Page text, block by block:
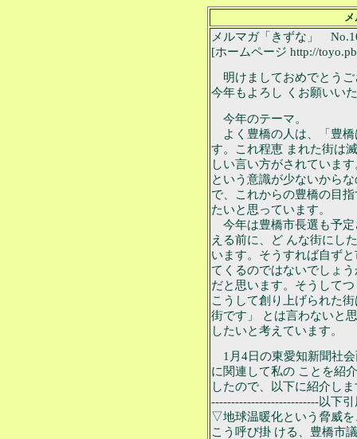
メルマガ「きずな」
[ホームページ http://
明けましておめでとうご
今年もよろし くお願いい
今年のテーマ。
よく豊橋の人は、「豊橋
す。これ程恵 まれた街は
しい言い方がされていま
という意識が少ないから
で、これからの豊橋の目
たいと思っています。
今年は豊橋市長選も予定
える前に、ど んな街にし
います。そうすれば自ず
てくるのではないでしょ
だと思います。そうして
こうして創り上げられた
街です」 とは言わないと
したいと考えています。
1月4日の東愛知新聞社
に関連して私の ことを紹
したので、以下に紹介し
---------------------------以下
▽地球温暖化という脅威
こう呼び掛 ける、豊橋市